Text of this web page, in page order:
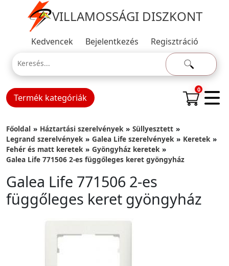
VILLAMOSSÁGI DISZKONT
Kedvencek Bejelentkezés Regisztráció
Termék kategóriák
0
Főoldal Háztartási szerelvények
Süllyesztett
Legrand szerelvények
Galea Life szerelvények
Keretek
Fehér és matt keretek
Gyöngyház keretek
Galea Life 771506 2-es függőleges keret gyöngyház
Galea Life 771506 2-es
függőleges keret gyöngyház